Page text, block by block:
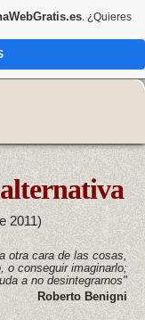
2011)
otra cara de las cosas,
o conseguir imaginarlo;
a no desintegrarnos"
Roberto Benigni
. ¿Quieres